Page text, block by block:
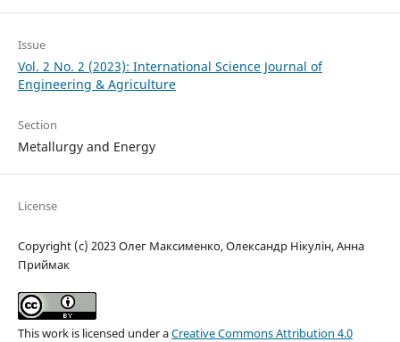
Issue
Vol. 2 No. 2 (2023): International Science Journal of
Engineering & Agriculture
Section
Metallurgy and Energy
License
Copyright (c) 2023 Олег Максименко, Олександр Нікулін, Анна
Приймак
This work is licensed under aCreative Commons Attribution 4.0